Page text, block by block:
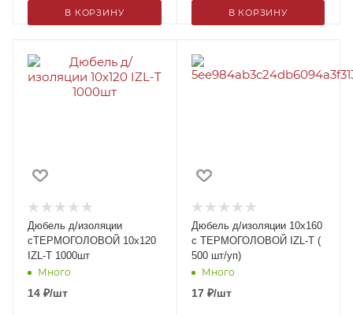
В КОРЗИНУ В КОРЗИНУ
Дюбель д/изоляции
сТЕРМОГОЛОВОЙ 10х120
IZL-T 1000шт
Много
14 ₽/шт
Дюбель д/изоляции 10х160
с ТЕРМОГОЛОВОЙ IZL-T (
500 шт/уп)
Много
17₽/шт